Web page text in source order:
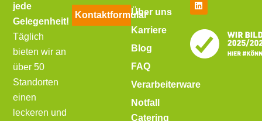
jede
Gelegenheit!
Täglich
bieten wir an
über 50
Standorten
einen
leckeren und
KontaktformularÜber uns
Karriere
Blog
FAQ
Verarbeiterware
Notfall
Catering